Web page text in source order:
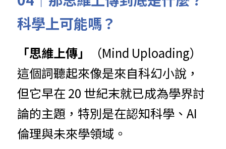
科學上可能嗎？
「思維上傳」
（Mind Uploading）
這個詞聽起來像是來自科幻小說，
但它早在 20 世紀末就已成為學界討
論的主題，特別是在認知科學、AI
倫理與未來學領域。